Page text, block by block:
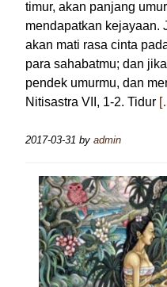
timur, akan panjang
mendapatkan kejayaan.
akan mati rasa cinta
para sahabatmu; dan
pendek umurmu, dan
Nitisastra VII, 1-2. Tidur
2017-03-31 by admin